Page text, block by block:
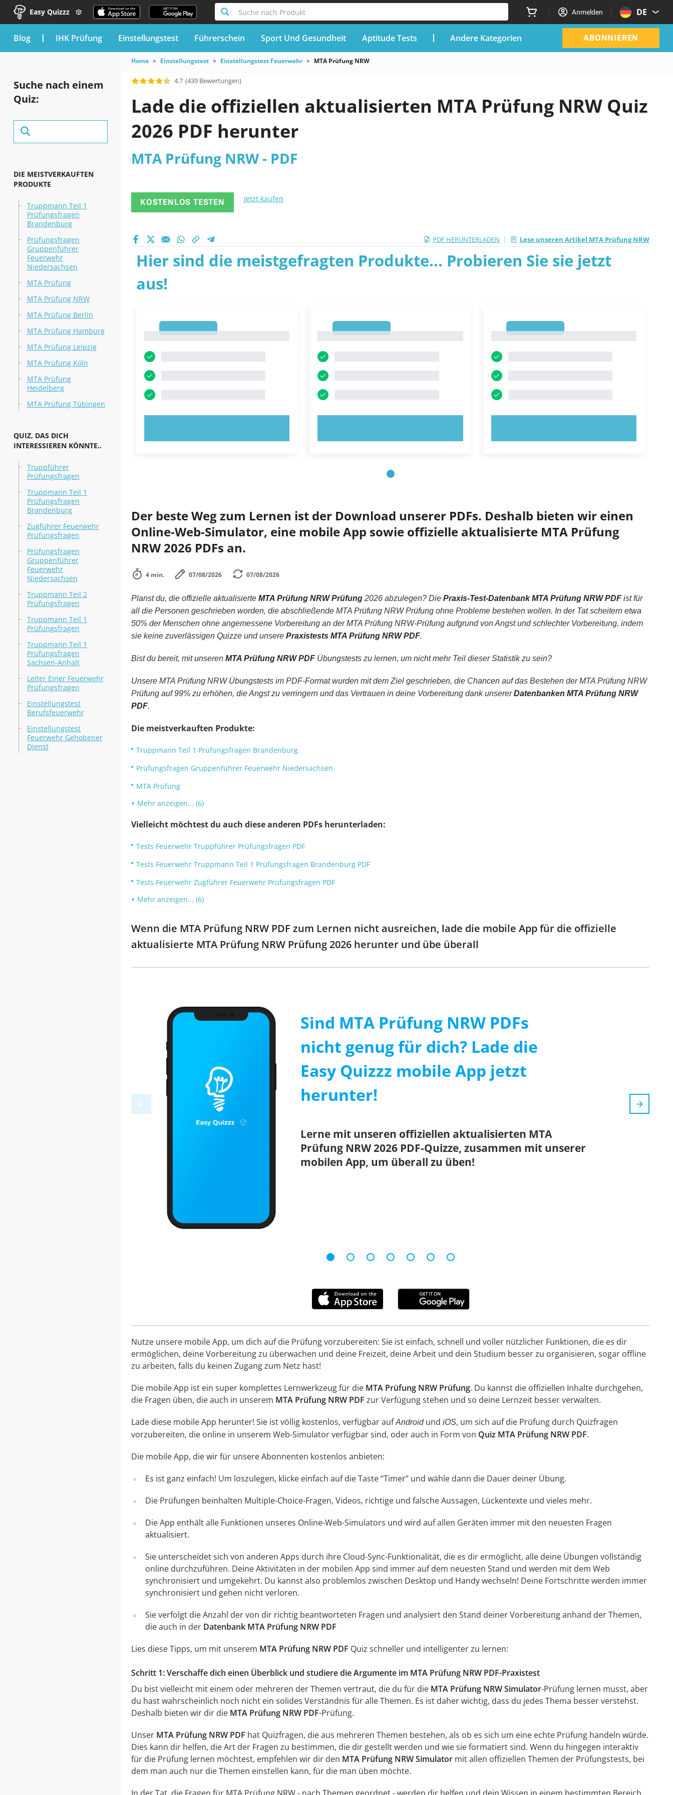
Easy Quizzz Suche nach Produkt Anmelden DE
blog IHK Prüfung Einstellungstest Führerschein Sport Und Gesundheit Aptitude Tests Andere Kategorien ABONNIEREN
Suche nach einem
Quiz:
DIE MEISTVERKAUFTEN
PRODUKTE
Truppmann Teil 1
Prüfungsfragen
Brandenburg
Prüfungsfragen
Gruppenführer
Feuerwehr
Niedersachsen
MTA Prüfung
MTA Prüfung NRW
MTA Prüfung Berlin
MTA Prüfung Hamburg
MTA Prüfung Leipzig
MTA Prüfung Köln
MTA Prüfung
Heidelberg
MTA Prüfung Tübingen
QUIZ, DAS DICH
INTERESSIEREN KÖNNTE..
Truppführer
Prüfungsfragen
Truppmann Teil 1
Prüfungsfragen
Brandenburg
Zugführer Feuerwehr
Prüfungsfragen
Prüfungsfragen
Gruppenführer
Feuerwehr
Niedersachsen
Truppmann Teil 2
Prüfungsfragen
Truppmann Teil 1
Prüfungsfragen
Truppmann Teil 1
Prüfungsfragen
Sachsen-Anhalt
Leiter Einer Feuerwehr
Prüfungsfragen
Einstellungstest
Berufsfeuerwehr
Einstellungstest
Feuerwehr Gehobener
Dienst
Home Einstellungstest Einstellungstest Feuerwehr MTA Prüfung NRW
4.7 (439 Bewertungen)
Lade die offiziellen aktualisierten MTA Prüfung NRW Quiz
2026 PDF herunter
MTA Prüfung NRW - PDF
KOSTENLOS TESTEN Jetzt kaufen
PDF HERUNTERLADEN | Lese unseren Artikel MTA Prüfung NRW
Hier sind die meistgefragten Produkte... Probieren Sie sie jetzt
aus!
Der beste Weg zum Lernen ist der Download unserer PDFs. Deshalb bieten wir einen
Online-Web-Simulator, eine mobile App sowie offizielle aktualisierte MTA Prüfung
NRW 2026 PDFs an.
4 min. 07/08/2026 07/08/2026
Planst du, die offizielle aktualisierte MTA Prüfung NRW Prüfung2026 abzulegen? Die Praxis-Test-Datenbank MTA Prüfung NRW PDFist für
all die Personen geschrieben worden, die abschließende MTA Prüfung NRW Prüfung ohne Probleme bestehen wollen. In der Tat scheitern etwa
50% der Menschen ohne angemessene Vorbereitung an der MTA Prüfung NRW-Prüfung aufgrund von Angst und schlechter Vorbereitung, indem
sie keine zuverlässigen Quizze und unsere Praxistests MTA Prüfung NRW PDF.
Bist du bereit, mit unseren MTA Prüfung NRW PDFÜbungstests zu lernen, um nicht mehr Teil dieser Statistik zu sein?
Unsere MTA Prüfung NRW Übungstests im PDF-Format wurden mit dem Ziel geschrieben, die Chancen auf das Bestehen der MTA Prüfung NRW
Prüfung auf 99% zu erhöhen, die Angst zu verringern und das Vertrauen in deine Vorbereitung dank unsererDatenbanken MTA Prüfung NRW
PDF.
Die meistverkauften Produkte:
Truppmann Teil 1 Prüfungsfragen Brandenburg
Prüfungsfragen Gruppenführer Feuerwehr Niedersachsen
MTA Prüfung
Mehr anzeigen... (6)
Vielleicht möchtest du auch diese anderen PDFs herunterladen:
Tests Feuerwehr Truppführer Prüfungsfragen PDF
Tests Feuerwehr Truppmann Teil 1 Prüfungsfragen Brandenburg PDF
Tests Feuerwehr Zugführer Feuerwehr Prüfungsfragen PDF
Mehr anzeigen... (6)
Wenn die MTA Prüfung NRW PDF zum Lernen nicht ausreichen, lade die mobile App für die offizielle
aktualisierte MTA Prüfung NRW Prüfung 2026 herunter und übe überall
Sind MTA Prüfung NRW PDFs
nicht genug für dich? Lade die
Easy Quizzz mobile App jetzt
herunter!
Lerne mit unseren offiziellen aktualisierten MTA
Prüfung NRW 2026 PDF-Quizze, zusammen mit unserer
mobilen App, um überall zu üben!
Nutze unsere mobile App, um dich auf die Prüfung vorzubereiten: Sie ist einfach, schnell und voller nützlicher Funktionen, die es dir
ermöglichen, deine Vorbereitung zu überwachen und deine Freizeit, deine Arbeit und dein Studium besser zu organisieren, sogar offline
zu arbeiten, falls du keinen Zugang zum Netz hast!
Die mobile App ist ein super komplettes Lernwerkzeug für die MTA Prüfung NRW Prüfung. Du kannst die offiziellen Inhalte durchgehen,
die Fragen üben, die auch in unserem MTA Prüfung NRW PDF zur Verfügung stehen und so deine Lernzeit besser verwalten.
Lade diese mobile App herunter! Sie ist völlig kostenlos, verfügbar aufAndroidund iOS, um sich auf die Prüfung durch Quizfragen
vorzubereiten, die online in unserem Web-Simulator verfügbar sind, oder auch in Form von Quiz MTA Prüfung NRW PDF.
Die mobile App, die wir für unsere Abonnenten kostenlos anbieten:
Es ist ganz einfach! Um loszulegen, klicke einfach auf die Taste “Timer” und wähle dann die Dauer deiner Übung.
Die Prüfungen beinhalten Multiple-Choice-Fragen, Videos, richtige und falsche Aussagen, Lückentexte und vieles mehr.
Die App enthält alle Funktionen unseres Online-Web-Simulators und wird auf allen Geräten immer mit den neuesten Fragen
aktualisiert.
Sie unterscheidet sich von anderen Apps durch ihre Cloud-Sync-Funktionalität, die es dir ermöglicht, alle deine Übungen vollständig
online durchzuführen. Deine Aktivitäten in der mobilen App sind immer auf dem neuesten Stand und werden mit dem Web
synchronisiert und umgekehrt. Du kannst also problemlos zwischen Desktop und Handy wechseln! Deine Fortschritte werden immer
synchronisiert und gehen nicht verloren.
Sie verfolgt die Anzahl der von dir richtig beantworteten Fragen und analysiert den Stand deiner Vorbereitung anhand der Themen,
die auch in der Datenbank MTA Prüfung NRW PDF
Lies diese Tipps, um mit unserem MTA Prüfung NRW PDF Quiz schneller und intelligenter zu lernen:
Schritt 1: Verschaffe dich einen Überblick und studiere die Argumente im MTA Prüfung NRW PDF-Praxistest
Du bist vielleicht mit einem oder mehreren der Themen vertraut, die du für die MTA Prüfung NRW Simulator-Prüfung lernen musst, aber
du hast wahrscheinlich noch nicht ein solides Verständnis für alle Themen. Es ist daher wichtig, dass du jedes Thema besser verstehst.
Deshalb bieten wir dir die MTA Prüfung NRW PDF-Prüfung.
Unser MTA Prüfung NRW PDF hat Quizfragen, die aus mehreren Themen bestehen, als ob es sich um eine echte Prüfung handeln würde.
Dies kann dir helfen, die Art der Fragen zu bestimmen, die dir gestellt werden und wie sie formatiert sind. Wenn du hingegen interaktiv
für die Prüfung lernen möchtest, empfehlen wir dir den MTA Prüfung NRW Simulatormit allen offiziellen Themen der Prüfungstests, bei
dem man auch nur die Themen einstellen kann, für die man üben möchte.